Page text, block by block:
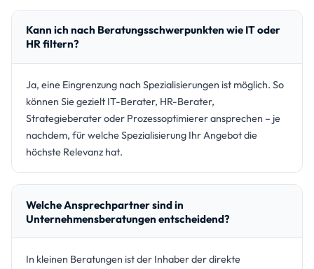
Kann ich nach Beratungsschwerpunkten wie IT oder
HR filtern?
Ja, eine Eingrenzung nach Spezialisierungen ist möglich. So
können Sie gezielt IT-Berater, HR-Berater,
Strategieberater oder Prozessoptimierer ansprechen – je
nachdem, für welche Spezialisierung Ihr Angebot die
höchste Relevanz hat.
Welche Ansprechpartner sind in
Unternehmensberatungen entscheidend?
In kleinen Beratungen ist der Inhaber der direkte